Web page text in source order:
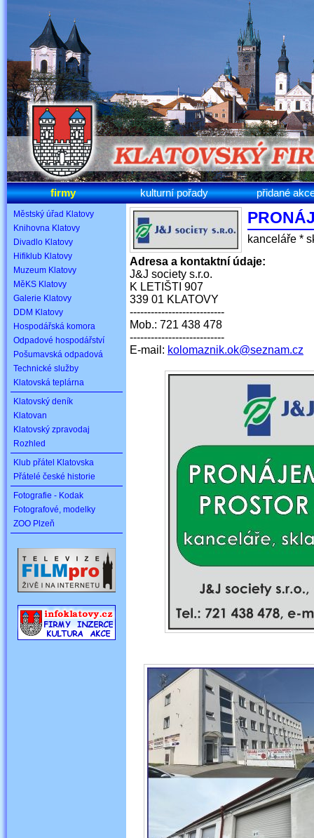
firmy kulturní pořady přidané
Městský úřad Klatovy
Knihovna Klatovy
Divadlo Klatovy
Hifiklub Klatovy
Muzeum Klatovy
MěKS Klatovy
Galerie Klatovy
DDM Klatovy
Hospodářská komora
Odpadové hospodářství
Pošumavská odpadová
Technické služby
Klatovská teplárna
Klatovský deník
Klatovan
Klatovský zpravodaj
Rozhled
Klub přátel Klatovska
Přátelé české historie
Fotografie - Kodak
Fotografové, modelky
ZOO Plzeň
kanceláře *
Adresa a kontaktní údaje:
J&J society s.r.o.
K LETIŠTI 907
339 01 KLATOVY
---------------------------
Mob.: 721 438 478
---------------------------
E-mail: kolomaznik.ok@seznam.cz